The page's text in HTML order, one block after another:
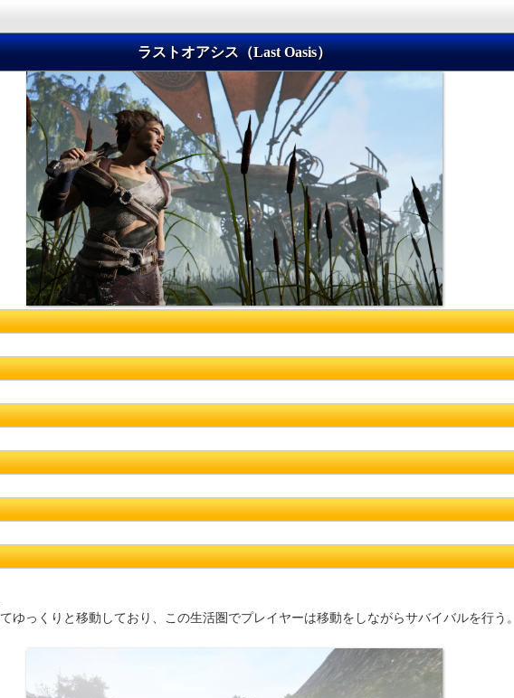
ラストオアシス（Last Oasis）
っくりと移動しており、この生活圏でプレイヤーは移動をしながらサバイバルを行う。